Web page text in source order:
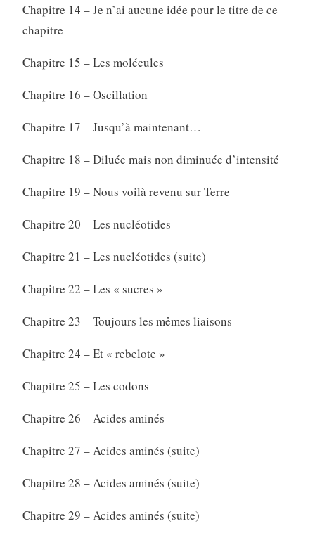
Chapitre 14 – Je n’ai aucune idée pour le titre de ce
chapitre
Chapitre 15 – Les molécules
Chapitre 16 – Oscillation
Chapitre 17 – Jusqu’à maintenant…
Chapitre 18 – Diluée mais non diminuée d’intensité
Chapitre 19 – Nous voilà revenu sur Terre
Chapitre 20 – Les nucléotides
Chapitre 21 – Les nucléotides (suite)
Chapitre 22 – Les « sucres »
Chapitre 23 – Toujours les mêmes liaisons
Chapitre 24 – Et « rebelote »
Chapitre 25 – Les codons
Chapitre 26 – Acides aminés
Chapitre 27 – Acides aminés (suite)
Chapitre 28 – Acides aminés (suite)
Chapitre 29 – Acides aminés (suite)